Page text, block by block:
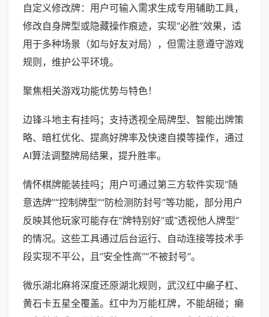
自定义修改牌：用户可输入需求生成专用辅助工具，
修改自身牌型或隐藏操作痕迹，实现“必胜”效果，适
用于多种场景（如与好友对局），但需注意遵守游戏
规则，维护公平环境。
聚焦相关游戏功能优势与特色！
边锋斗地主有挂吗；支持透视全局牌型、智能出牌策
略、暗杠优化、提高好牌率及快速自摸等操作，通过
AI算法调整牌局结果，提升胜率。
情怀棋牌能装挂吗；用户可通过第三方软件实现“随
意选牌”“控制牌型”“防检测防封号”等功能，部分用户
反映其他玩家可能存在“牌特别好”或“透视他人牌型”
的情况。这些工具通过后台运行、自动连接等技术手
段实现不平公，且“安全性高”“不被封号”。
微乐湖北麻将深度还原湖北规则，武汉红中癞子杠、
黄石卡五星全覆盖。红中为万能杠牌，不能胡碰；癞